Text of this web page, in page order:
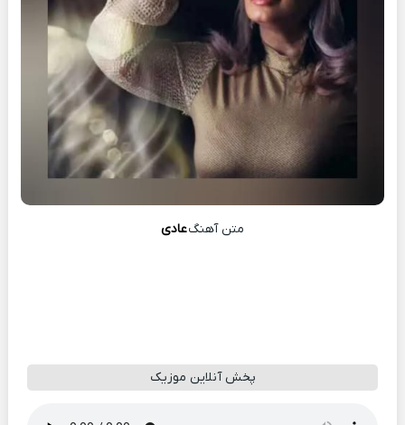
متن آهنگعادی
پخش آنلاین موزیک